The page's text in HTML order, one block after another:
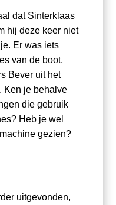
dat Sinterklaas
hij deze keer niet
Er was iets
van de boot,
Bever uit het
Ken je behalve
die gebruik
Heb je wel
gezien?
uitgevonden,